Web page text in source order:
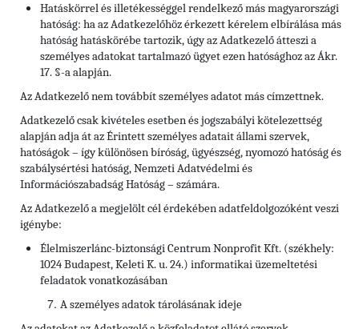
Hatáskörrel és illetékességgel rendelkező más magyarországi
hatóság: ha az Adatkezelőhöz érkezett kérelem elbírálása más
hatóság hatáskörébe tartozik, úgy az Adatkezelő átteszi a
személyes adatokat tartalmazó ügyet ezen hatósághoz az Ákr.
17. §-a alapján.
Az Adatkezelő nem továbbít személyes adatot más címzettnek.
Adatkezelő csak kivételes esetben és jogszabályi kötelezettség
alapján adja át az Érintett személyes adatait állami szervek,
hatóságok – így különösen bíróság, ügyészség, nyomozó hatóság és
szabálysértési hatóság, Nemzeti Adatvédelmi és
Információszabadság Hatóság – számára.
Az Adatkezelő a megjelölt cél érdekében adatfeldolgozóként veszi
igénybe:
Élelmiszerlánc-biztonsági Centrum Nonprofit Kft. (székhely:
1024 Budapest, Keleti K. u. 24.) informatikai üzemeltetési
feladatok vonatkozásában
A személyes adatok tárolásának ideje